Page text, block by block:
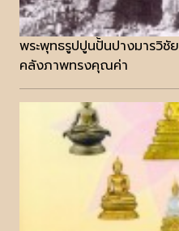
พระพุทธรูปปูนปั้นปางมารวิชัย
คลังภาพทรงคุณค่า